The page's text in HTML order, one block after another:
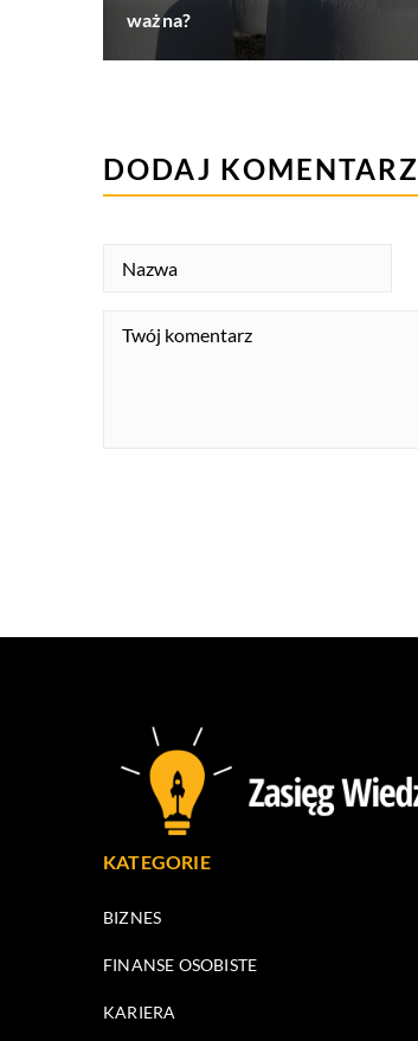
ważna?
DODAJ KOMENTARZ
KATEGORIE
BIZNES
FINANSE OSOBISTE
KARIERA